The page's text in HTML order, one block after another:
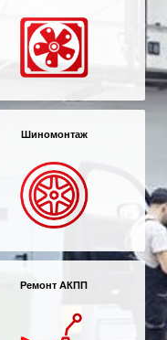
Шиномонтаж
Ремонт АКПП